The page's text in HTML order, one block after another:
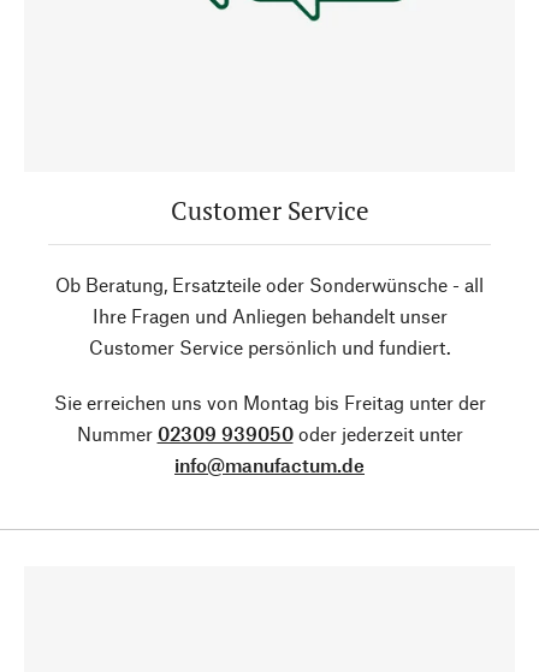
Customer Service
Ob Beratung, Ersatzteile oder Sonderwünsche - all
Ihre Fragen und Anliegen behandelt unser
Customer Service persönlich und fundiert.
Sie erreichen uns von Montag bis Freitag unter der
Nummer 02309 939050oder jederzeit unter
info@manufactum.de